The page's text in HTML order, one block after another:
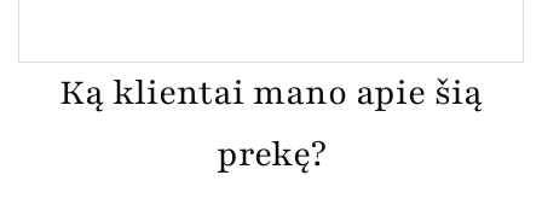
Ką klientai mano apie šią
prekę?